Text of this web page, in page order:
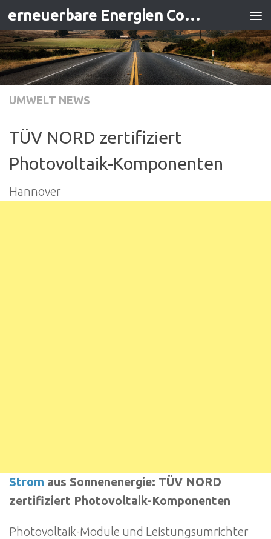
Zum Inhalt springen erneuerbare Energien Contracting
UMWELT NEWS
TÜV NORD zertifiziert
Photovoltaik-Komponenten
Hannover
Strom aus Sonnenenergie: TÜV NORD
zertifiziert Photovoltaik-Komponenten
Photovoltaik-Module und Leistungsumrichter